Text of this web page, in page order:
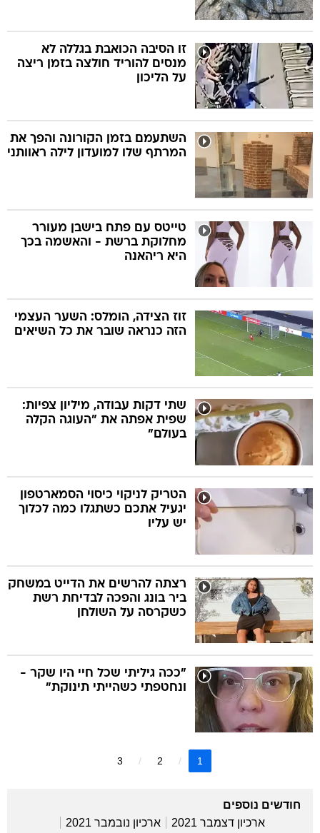
זו הסיבה הכואבת בגללה לא
מנסים להוריד חולצה בזמן ריצה
על הליכון
השתעמם בזמן הקורונה והפך את
המרתף שלו למועדון לילה ראוותני
טייטס עם פתח בישבן מעורר
מחלוקת ברשת - והאשמה בכך
היא ריהאנה
זוז הצידה, הומלס: השער העצמי
הזה כנראה שובר את כל השיאים
שתי דקות עבודה, מיליון צפיות:
שפית אפתה את "העוגה הקלה
בעולם"
הטריק לניקוי כיסוי הסמארטפון
יגעיל אתכם כשתגלו כמה לכלוך
יש עליו
רצתה להרשים את הדייט במשחק
ביר בונג והפכה לבדיחת רשת
כשקרסה על השולחן
"ככה גיליתי שכל חיי היו שקר -
ונחטפתי כשהייתי תינוקת"
1
2
3
חודשים נוספים
ארכיון דצמבר 2021
ארכיון נובמבר 2021